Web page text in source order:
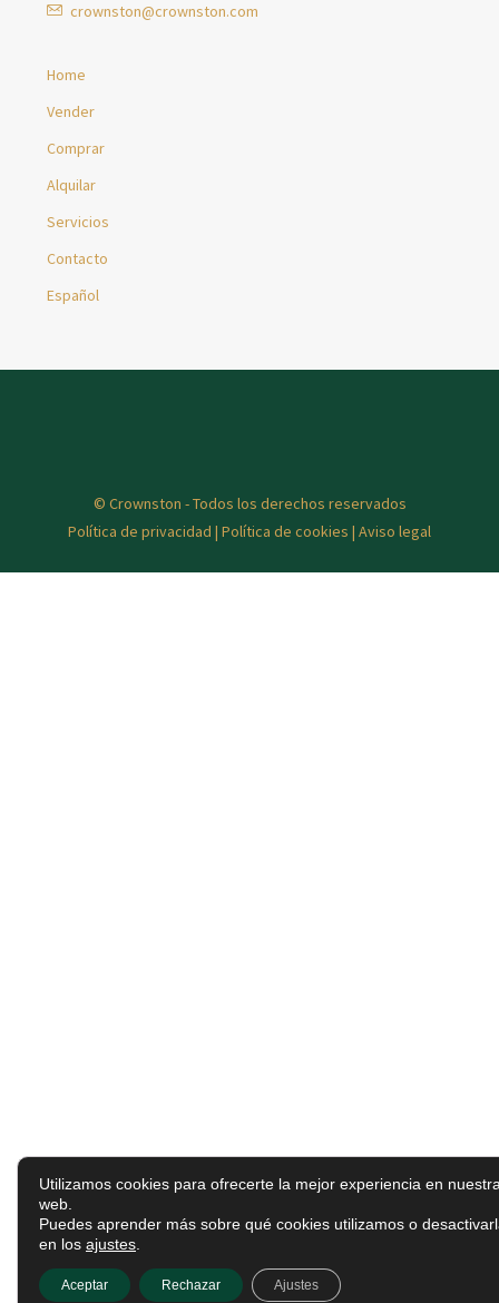
crownston@crownston.com
Home
Vender
Comprar
Alquilar
Servicios
Contacto
Español
© Crownston - Todos los derechos reservados
Política de privacidad | Política de cookies | Aviso legal
Utilizamos cookies para ofrecerte la mejor experiencia en
web.
Puedes aprender más sobre qué cookies utilizamos o
en los ajustes
Aceptar Rechazar Ajustes